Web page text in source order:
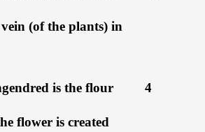
(of the plants) in
4
is the flour;